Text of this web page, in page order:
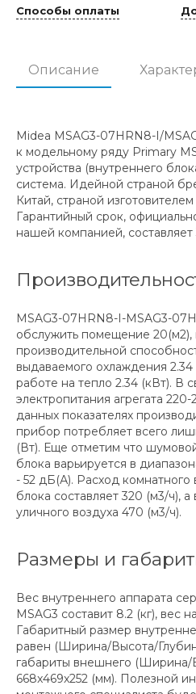
Способы оплаты
Описание
Midea MSAG3-07HRN8-I/
к модельному ряду Primary
устройства (внутреннего
система. Идейной страной
Китай, страной
Гарантийный срок,
нашей компанией, составляет
MSAG3-07HRN8-I-MSAG3-
обслужить помещение 20(м2),
производительной
выдаваемого охлаждения
работе на тепло 2.34 (кВт). В
электропитания агрегата
данных показателях
прибор потребляет всего
(Вт). Еще отметим что
блока варьируется в
- 52 дБ(А). Расход комнатного
блока составляет 320 (м3/ч),
уличного воздуха 470 (м3/ч).
Размеры и
Вес внутреннего аппарата
MSAG3 составит 8.2 (кг), вес
Габаритный размер
равен (Ширина/Высота/
габариты внешнего (Ширина/
668x469x252 (мм). Полезной